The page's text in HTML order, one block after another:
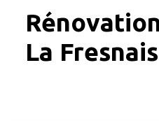
La Fresnais